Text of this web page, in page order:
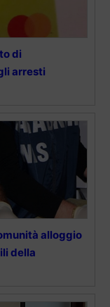
di
arresti
alloggio
della